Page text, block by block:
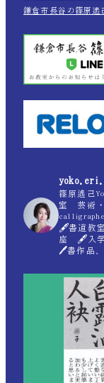
鎌倉市長谷の篠原遙
篠原遙己
室 芸術
🖋書道教
座 🖋入学･
🖊書作品